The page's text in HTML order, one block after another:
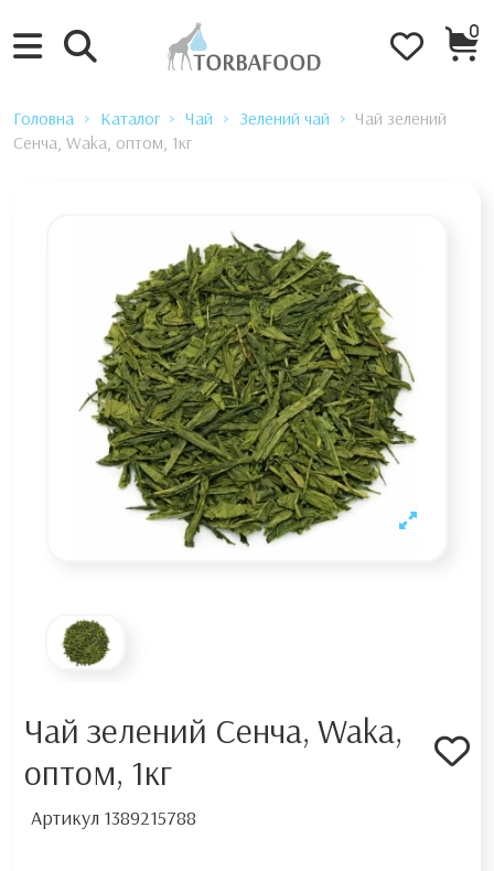
0
Головна Каталог Чай Зелений чай
Чай зелений
Сенча, Waka, оптом, 1кг
Чай зелений Сенча, Waka,
оптом, 1кг
Артикул 1389215788